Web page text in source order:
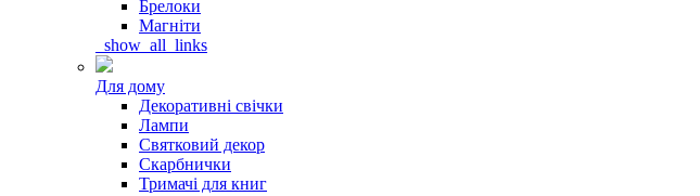
Брелоки
Магніти
_show_all_links
Для дому
Декоративні свічки
Лампи
Святковий декор
Скарбнички
Тримачі для книг